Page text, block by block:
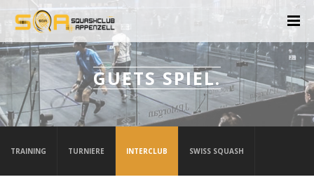
GUETS SPIEL.
TRAINING TURNIERE INTERCLUB SWISS SQUASH